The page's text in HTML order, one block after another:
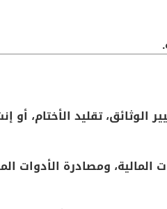
تقليد الأختام، أو
المالية، ومصادرة الأدوات